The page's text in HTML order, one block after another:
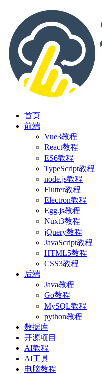
首页
前端
Vue3教程
React教程
ES6教程
TypeScript教程
node.js教程
Flutter教程
Electron教程
Egg.js教程
Nuxt3教程
jQuery教程
JavaScript教程
HTML5教程
CSS3教程
后端
Java教程
Go教程
MySQL教程
python教程
数据库
开源项目
AI教程
AI工具
电脑教程